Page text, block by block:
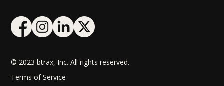
© 2023 btrax, Inc. All rights reserved.
Terms of Service